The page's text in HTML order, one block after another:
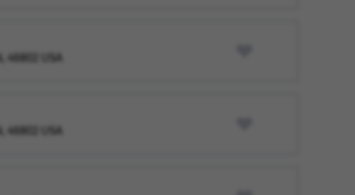
46802 USA
46802 USA